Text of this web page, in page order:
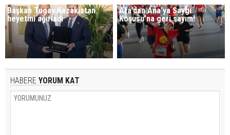
Başkan Tugay Kazakistan
heyetini ağırladı
Ata’dan Ana’ya Saygı
Koşusu’na geri sayım!
HABERE YORUM KAT